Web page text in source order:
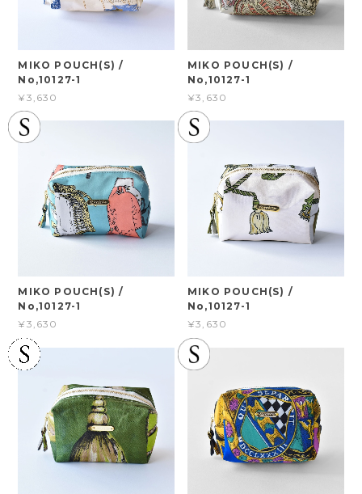
MIKO POUCH(S) /
No,10127-1
¥3,630
MIKO POUCH(S) /
No,10127-1
¥3,630
MIKO POUCH(S) /
No,10127-1
¥3,630
MIKO POUCH(S) /
No,10127-1
¥3,630